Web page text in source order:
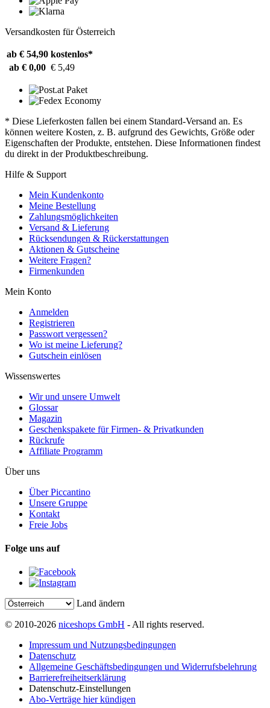
Versandkosten für Österreich
ab € 54,90 kostenlos*
ab € 0,00 € 5,49
* Diese Lieferkosten fallen bei einem Standard-Versand an. Es
können weitere Kosten, z. B. aufgrund des Gewichts, Größe oder
Eigenschaften der Produkte, entstehen. Diese Informationen findest
du direkt in der Produktbeschreibung.
Hilfe & Support
Mein Kundenkonto
Meine Bestellung
Zahlungsmöglichkeiten
Versand & Lieferung
Rücksendungen & Rückerstattungen
Aktionen & Gutscheine
Weitere Fragen?
Firmenkunden
Mein Konto
Anmelden
Registrieren
Passwort vergessen?
Wo ist meine Lieferung?
Gutschein einlösen
Wissenswertes
Wir und unsere Umwelt
Glossar
Magazin
Geschenkspakete für Firmen- & Privatkunden
Rückrufe
Affiliate Programm
Über uns
Über Piccantino
Unsere Gruppe
Kontakt
Freie Jobs
Folge uns auf
Land ändern
© 2010-2026 niceshops GmbH - All rights reserved.
Impressum und Nutzungsbedingungen
Datenschutz
Allgemeine Geschäftsbedingungen und Widerrufsbelehrung
Barrierefreiheitserklärung
Datenschutz-Einstellungen
Abo-Verträge hier kündigen